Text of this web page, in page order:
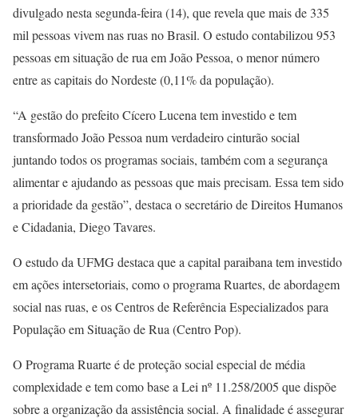
divulgado nesta segunda-feira (14), que revela que mais de 335
mil pessoas vivem nas ruas no Brasil. O estudo contabilizou 953
pessoas em situação de rua em João Pessoa, o menor número
entre as capitais do Nordeste (0,11% da população).
“A gestão do prefeito Cícero Lucena tem investido e tem
transformado João Pessoa num verdadeiro cinturão social
juntando todos os programas sociais, também com a segurança
alimentar e ajudando as pessoas que mais precisam. Essa tem sido
a prioridade da gestão”, destaca o secretário de Direitos Humanos
e Cidadania, Diego Tavares.
O estudo da UFMG destaca que a capital paraibana tem investido
em ações intersetoriais, como o programa Ruartes, de abordagem
social nas ruas, e os Centros de Referência Especializados para
População em Situação de Rua (Centro Pop).
O Programa Ruarte é de proteção social especial de média
complexidade e tem como base a Lei nº 11.258/2005 que dispõe
sobre a organização da assistência social. A finalidade é assegurar